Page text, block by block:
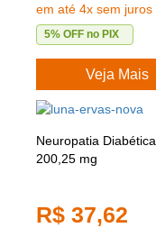
em até 4x sem juros
5% OFF no PIX
Veja Mais
Neuropatia Diabética
200,25 mg
R$ 37,62